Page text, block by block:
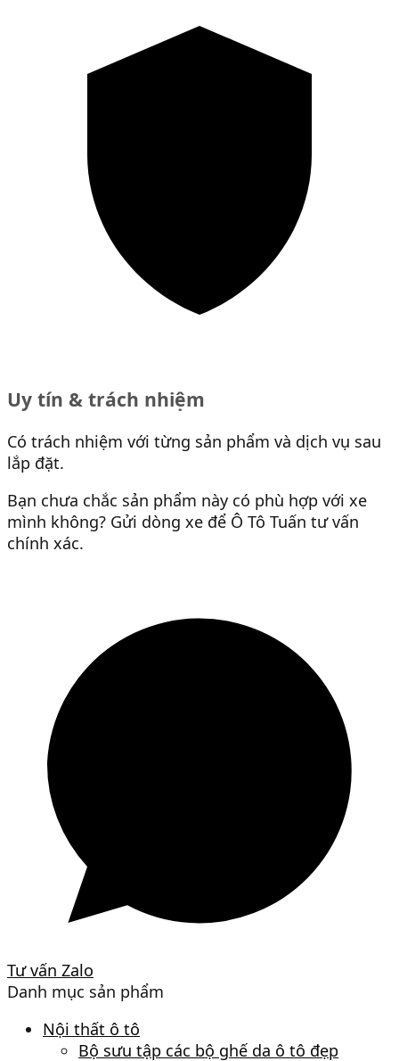
Uy tín & trách nhiệm
Có trách nhiệm với từng sản phẩm và dịch vụ sau
lắp đặt.
Bạn chưa chắc sản phẩm này có phù hợp với xe
mình không? Gửi dòng xe để Ô Tô Tuấn tư vấn
chính xác.
Tư vấn Zalo
Danh mục sản phẩm
Nội thất ô tô
Bộ sưu tập các bộ ghế da ô tô đẹp